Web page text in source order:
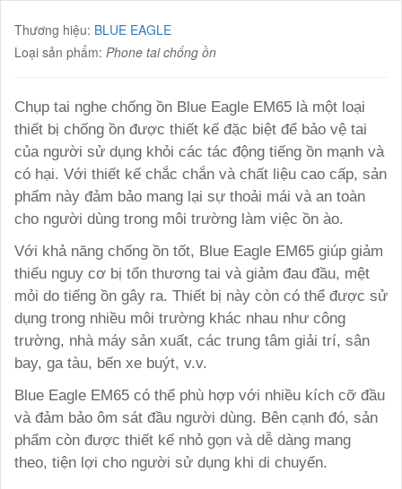
Thương hiệu: BLUE EAGLE
Loại sản phẩm: Phone tai chống ồn
Chụp tai nghe chống ồn Blue Eagle EM65 là một loại
thiết bị chống ồn được thiết kế đặc biệt để bảo vệ tai
của người sử dụng khỏi các tác động tiếng ồn mạnh và
có hại. Với thiết kế chắc chắn và chất liệu cao cấp, sản
phẩm này đảm bảo mang lại sự thoải mái và an toàn
cho người dùng trong môi trường làm việc ồn ào.
Với khả năng chống ồn tốt, Blue Eagle EM65 giúp giảm
thiểu nguy cơ bị tổn thương tai và giảm đau đầu, mệt
mỏi do tiếng ồn gây ra. Thiết bị này còn có thể được sử
dụng trong nhiều môi trường khác nhau như công
trường, nhà máy sản xuất, các trung tâm giải trí, sân
bay, ga tàu, bến xe buýt, v.v.
Blue Eagle EM65 có thể phù hợp với nhiều kích cỡ đầu
và đảm bảo ôm sát đầu người dùng. Bên cạnh đó, sản
phẩm còn được thiết kế nhỏ gọn và dễ dàng mang
theo, tiện lợi cho người sử dụng khi di chuyển.